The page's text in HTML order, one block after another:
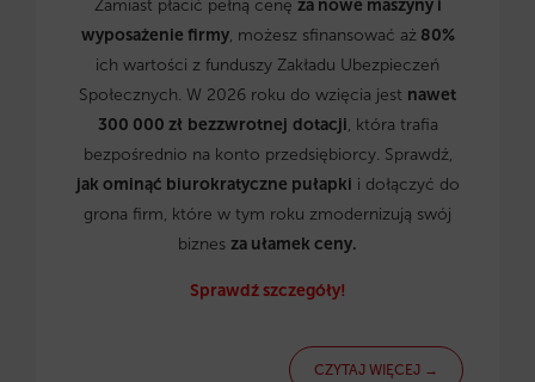
Zamiast płacić pełną cenę za nowe maszyny i
wyposażenie firmy, możesz sfinansować aż80%
ich wartości z funduszy Zakładu Ubezpieczeń
Społecznych. W 2026 roku do wzięcia jest nawet
300 000 zł bezzwrotnej dotacji, która trafia
bezpośrednio na konto przedsiębiorcy. Sprawdź,
jak ominąć biurokratyczne pułapki i dołączyć do
grona firm, które w tym roku zmodernizują swój
biznes za ułamek ceny.
Sprawdź szczegóły!
CZYTAJ WIĘCEJ →